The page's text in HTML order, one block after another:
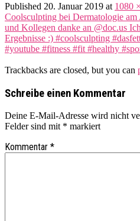
Published 20. Januar 2019 at 1080
Coolsculpting bei Dermatologie
und Kollegen danke an @doc.us
Ergebnisse :) #coolsculpting
#youtube #fitness #fit #healthy
Trackbacks are closed, but you can
Schreibe einen Kommentar
Deine E-Mail-Adresse wird nicht
Felder sind mit * markiert
Kommentar *